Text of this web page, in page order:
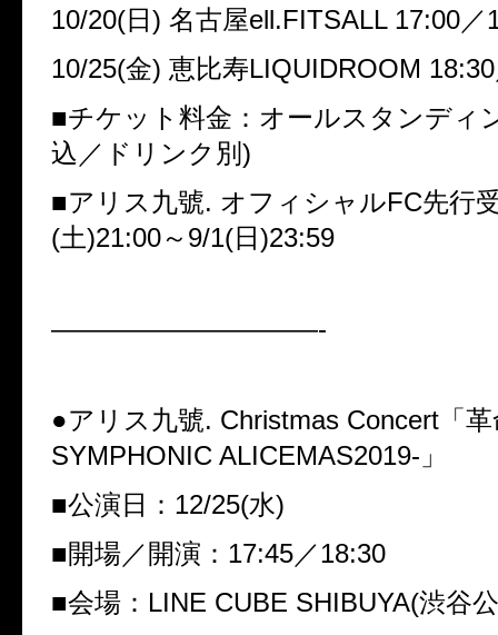
10/20(日 ) 名古屋ell.FITSALL 17:00／
10/25(金) 恵比寿LIQUIDROOM 18:30
■チケット料金：オールスタンディ
込／ドリンク別 )
■アリス九號. オフィシャルFC先行
(土)21:00～ 9/1(日 )23:59
——————————-
●アリス九號. Christmas Concert 「
SYMPHONIC ALICEMAS2019- 」
■公演日： 12/25(水)
■開場／開演： 17:45／18:30
■会場： LINE CUBE SHIBUYA(渋谷